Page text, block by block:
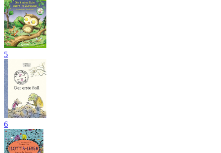
5
6